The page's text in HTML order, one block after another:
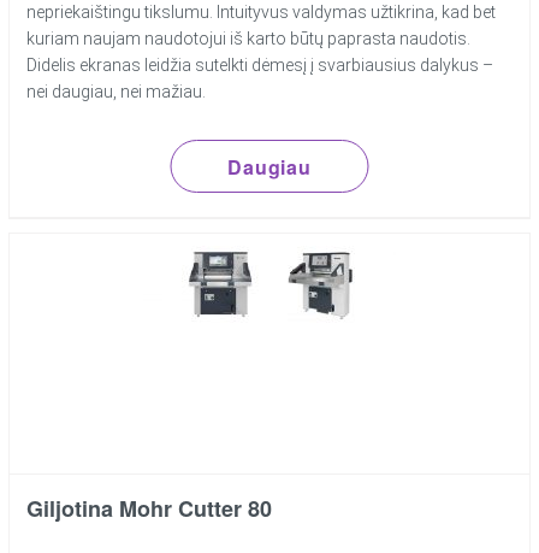
nepriekaištingu tikslumu. Intuityvus valdymas užtikrina, kad bet
kuriam naujam naudotojui iš karto būtų paprasta naudotis.
Didelis ekranas leidžia sutelkti dėmesį į svarbiausius dalykus –
nei daugiau, nei mažiau.
Daugiau
Giljotina Mohr Cutter 80